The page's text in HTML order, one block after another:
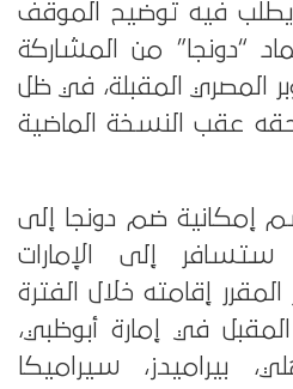
يطلب فيه توضيح الموقف
“دونجا” من المشاركة
المصري المقبلة، في ظل
عقب النسخة الماضية
إمكانية ضم دونجا إلى
ستسافر إلى الإمارات
إقامته خلال الفترة
نوفمبر المقبل في إمارة أبوظبي،
بيراميدز، سيراميكا